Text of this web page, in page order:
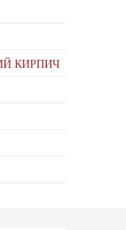
КИРПИЧ